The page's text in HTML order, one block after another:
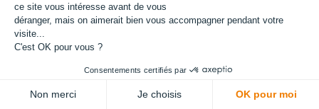
ce site vous intéresse avant de vous
déranger, mais on aimerait bien vous accompagner pendant votre
visite...
C'est OK pour vous ?
Consentements certifiés par
Non merci Je choisis OK pour moi